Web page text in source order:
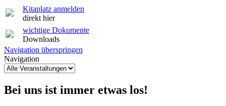
Kitaplatz anmelden
direkt hier
wichtige Dokumente
Downloads
Navigation überspringen
Navigation
Bei uns ist immer etwas los!